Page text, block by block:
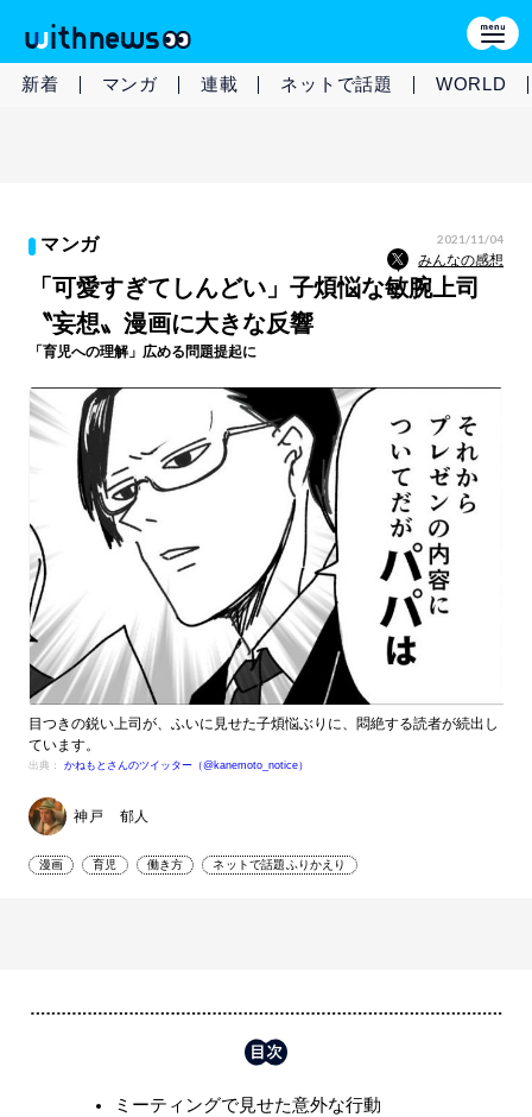
新着 マンガ 連載 ネットで話題 WORLD
マンガ 2021/11/04
みんなの感想
「可愛すぎてしんどい」子煩悩な敏腕上司
〝妄想〟漫画に大きな反響
「育児への理解」広める問題提起に
目つきの鋭い上司が、ふいに見せた子煩悩ぶりに、悶絶する読者が続出し
ています。
出典： かねもとさんのツイッター（@kanemoto_notice）
神戸 郁人
漫画 育児 働き方 ネットで話題ふりかえり
ミーティングで見せた意外な行動